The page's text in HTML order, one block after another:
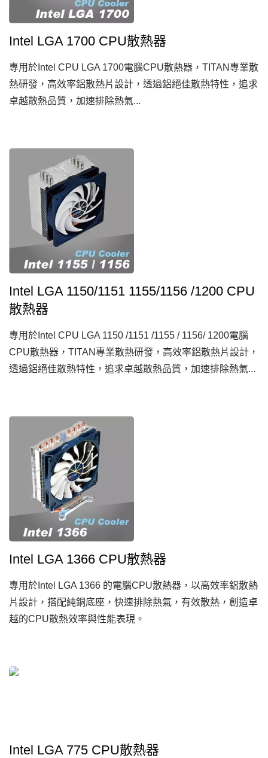
Intel LGA 1700 CPU散熱器
專用於Intel CPU LGA 1700電腦CPU散熱器，TITAN專業散
熱研發，高效率鋁散熱片設計，透過鋁絕佳散熱特性，追求
卓越散熱品質，加速排除熱氣...
Intel LGA 1150/1151 1155/1156 /1200 CPU
散熱器
專用於Intel CPU LGA 1150 /1151 /1155 / 1156/ 1200電腦
CPU散熱器，TITAN專業散熱研發，高效率鋁散熱片設計，
透過鋁絕佳散熱特性，追求卓越散熱品質，加速排除熱氣...
Intel LGA 1366 CPU散熱器
專用於Intel LGA 1366 的電腦CPU散熱器，以高效率鋁散熱
片設計，搭配純銅底座，快速排除熱氣，有效散熱，創造卓
越的CPU散熱效率與性能表現。
Intel LGA 775 CPU散熱器